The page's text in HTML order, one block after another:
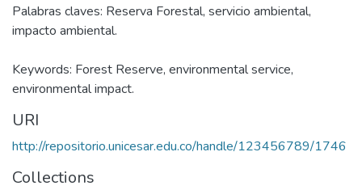
Palabras claves: Reserva Forestal, servicio ambiental,
impacto ambiental.
Keywords: Forest Reserve, environmental service,
environmental impact.
URI
http://repositorio.unicesar.edu.co/handle/123456789/1746
Collections